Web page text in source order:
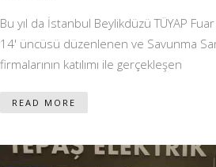
Bu yıl da İstanbul Beylikdüzü TÜYAP
14' üncüsü düzenlenen ve Savunma
firmalarının katılımı ile gerçekleşen
READ MORE